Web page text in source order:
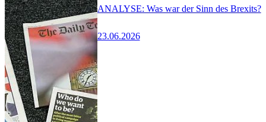
ANALYSE: Was war der Sinn des Brexits?
23.06.2026